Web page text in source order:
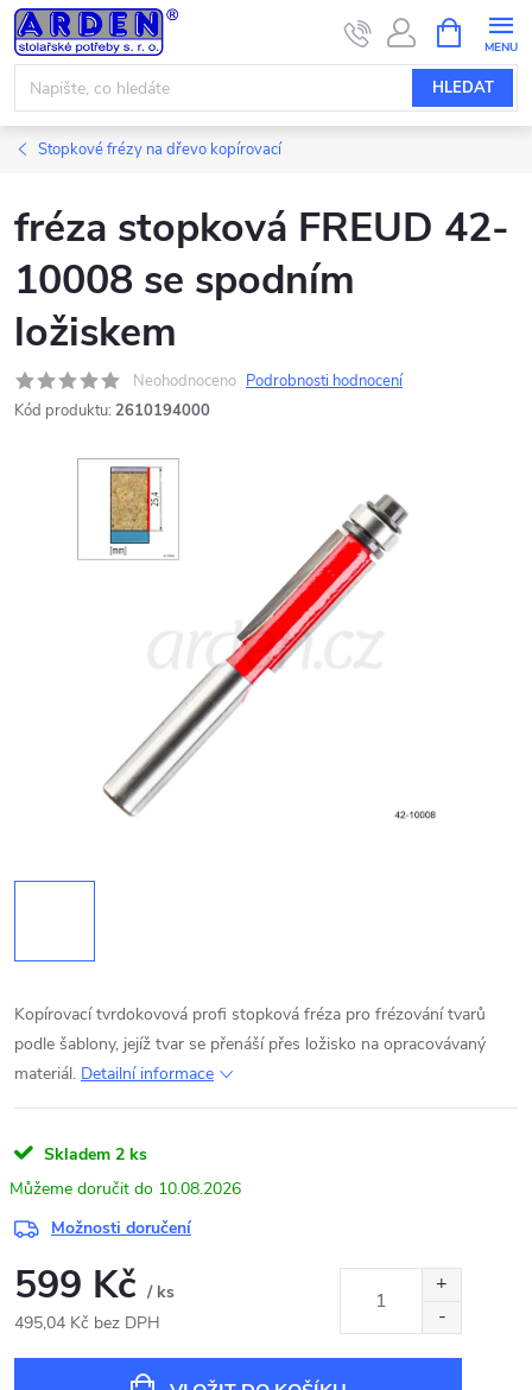
Přejít
na
obsah
HLEDAT
NÁKUPNÍ
KOŠÍK
Stopkové frézy na dřevo kopírovací
fréza stopková FREUD 42-
10008 se spodním
ložiskem
Neohodnoceno Podrobnosti hodnocení
Kód produktu: 2610194000
Kopírovací tvrdokovová profi stopková fréza pro frézování tvarů
podle šablony, jejíž tvar se přenáší přes ložisko na opracovávaný
materiál. Detailní informace
Skladem 2 ks
10.08.2026
Možnosti doručení
599 Kč / ks
495,04 Kč bez DPH